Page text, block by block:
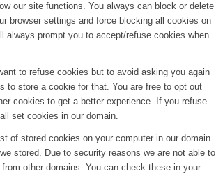
our site functions. You always can block or delete
browser settings and force blocking all cookies on
always prompt you to accept/refuse cookies when
to refuse cookies but to avoid asking you again
to store a cookie for that. You are free to opt out
cookies to get a better experience. If you refuse
set cookies in our domain.
of stored cookies on your computer in our domain
stored. Due to security reasons we are not able to
other domains. You can check these in your